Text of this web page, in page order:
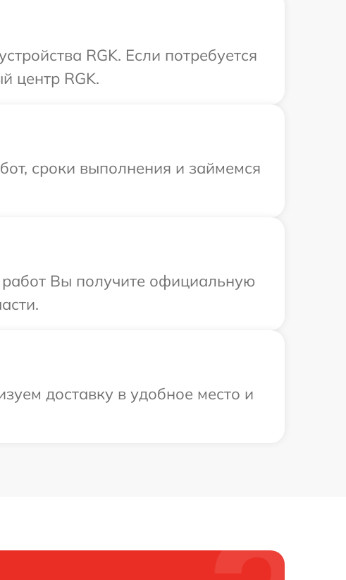
RGK. Если потребуется
центр RGK.
сроки выполнения и займемся
работ Вы получите официальную
доставку в удобное место и